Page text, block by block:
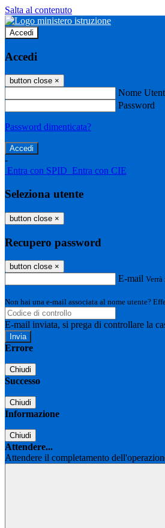
Salta al contenuto
Accedi
Accedi
button close ×
Nome
Password
Password dimenticata?
-
Entra con SPID Entra con CIE
Seleziona utente
button close ×
Recupero password
button close ×
E-mail
Non hai una e-mail associata al nome utente?
E-mail inviata, si prega di controllare la
Errore
Chiudi
Successo
Chiudi
Informazione
Chiudi
Attendere...
Attendere il completamento